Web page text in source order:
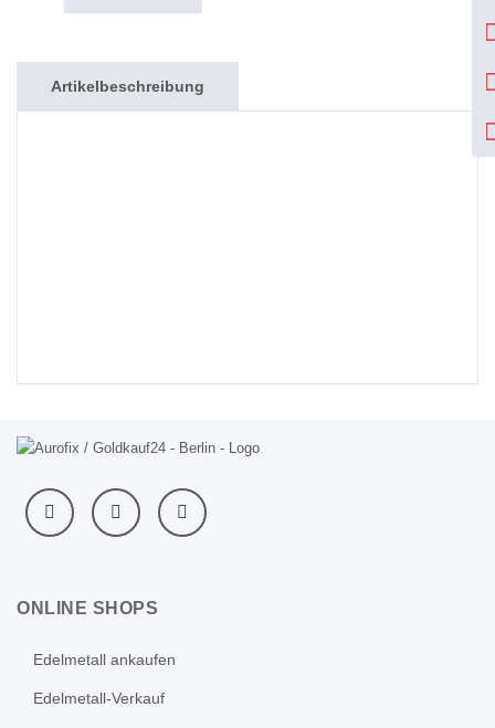
Artikelbeschreibung
ONLINE SHOPS
Edelmetall ankaufen
Edelmetall-Verkauf